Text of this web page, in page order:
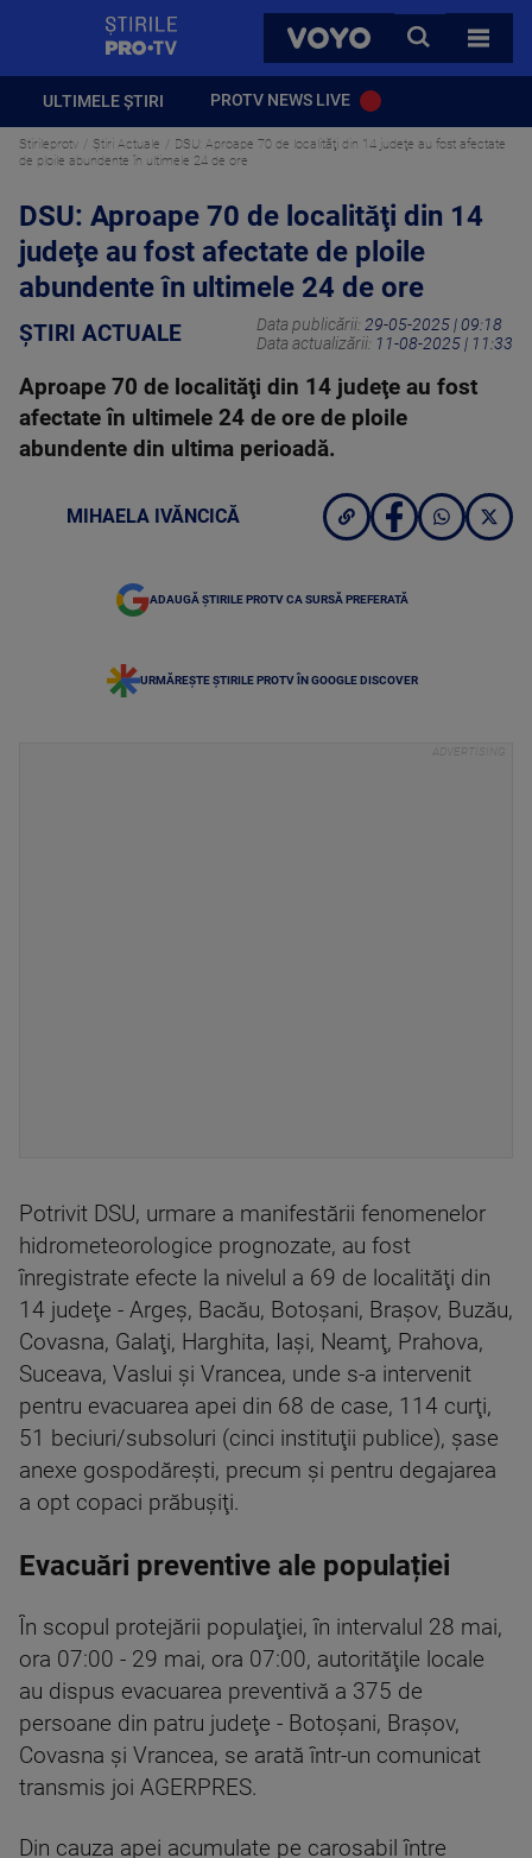
VOYO
CAUTA
TOATE
ULTIMELE ȘTIRI PROTV NEWS LIVE
Stirileprotv Știri Actuale
DSU: Aproape 70 de localităţi din 14 judeţe au fost afectate
de ploile abundente în ultimele 24 de ore
DSU: Aproape 70 de localităţi din 14
judeţe au fost afectate de ploile
abundente în ultimele 24 de ore
ȘTIRI ACTUALE Data publicării: 29-05-2025 | 09:18
Data actualizării: 11-08-2025 | 11:33
Aproape 70 de localităţi din 14 judeţe au fost
afectate în ultimele 24 de ore de ploile
abundente din ultima perioadă.
MIHAELA IVĂNCICĂ
ADAUGĂ ȘTIRILE PROTV CA SURSĂ PREFERATĂ
URMĂREȘTE ȘTIRILE PROTV ÎN GOOGLE DISCOVER
Potrivit DSU, urmare a manifestării fenomenelor
hidrometeorologice prognozate, au fost
înregistrate efecte la nivelul a 69 de localităţi din
14 judeţe - Argeş, Bacău, Botoşani, Braşov, Buzău,
Covasna, Galaţi, Harghita, Iaşi, Neamţ, Prahova,
Suceava, Vaslui şi Vrancea, unde s-a intervenit
pentru evacuarea apei din 68 de case, 114 curţi,
51 beciuri/subsoluri (cinci instituţii publice), şase
anexe gospodăreşti, precum şi pentru degajarea
a opt copaci prăbuşiţi.
Evacuări preventive ale populației
În scopul protejării populaţiei, în intervalul 28 mai,
ora 07:00 - 29 mai, ora 07:00, autorităţile locale
au dispus evacuarea preventivă a 375 de
persoane din patru judeţe - Botoşani, Braşov,
Covasna şi Vrancea, se arată într-un comunicat
transmis joi AGERPRES.
Din cauza apei acumulate pe carosabil între